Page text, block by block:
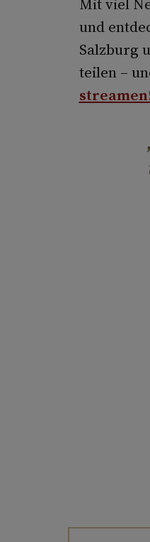
Mit viel
und
Salzburg
teilen –